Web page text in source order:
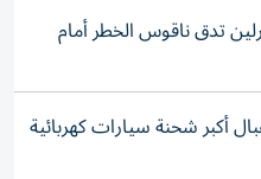
تدق ناقوس الخطر أمام
أكبر شحنة سيارات كهربائية